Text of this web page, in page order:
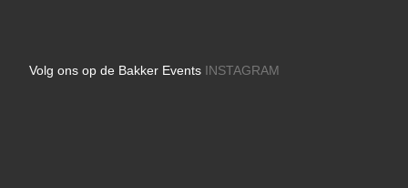
Volg ons op de Bakker Events INSTAGRAM